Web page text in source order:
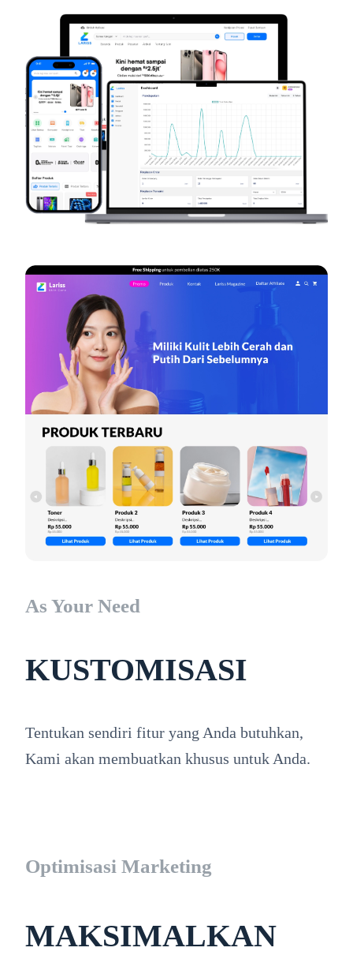
As Your Need
KUSTOMISASI
Tentukan sendiri fitur yang Anda butuhkan,
Kami akan membuatkan khusus untuk Anda.
Optimisasi Marketing
MAKSIMALKAN